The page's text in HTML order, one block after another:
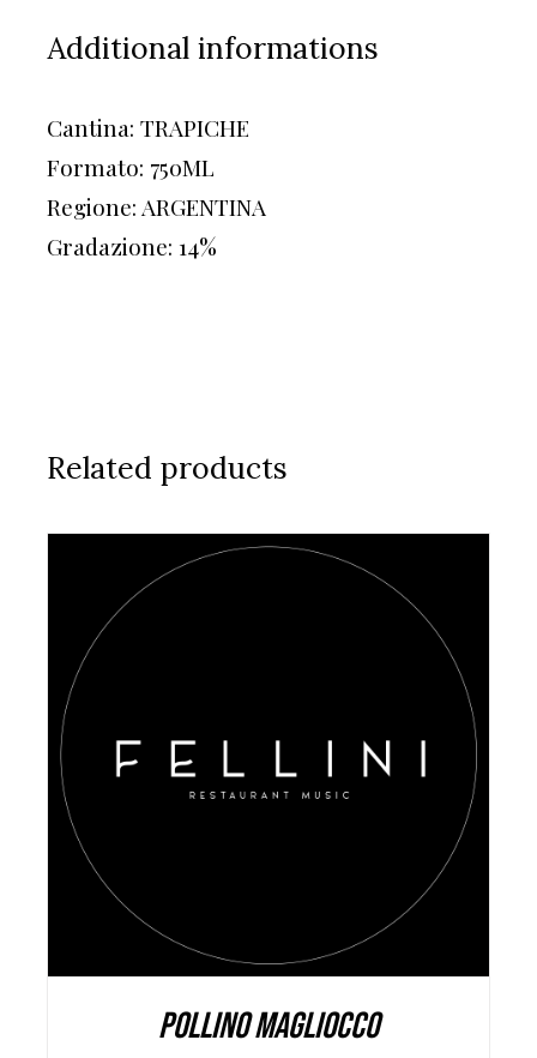
Additional informations
Cantina: TRAPICHE
Formato: 750ML
Regione: ARGENTINA
Gradazione: 14%
Related products
AGGIUNGI AL CARRELLO DETAILS
POLLINO MAGLIOCCO